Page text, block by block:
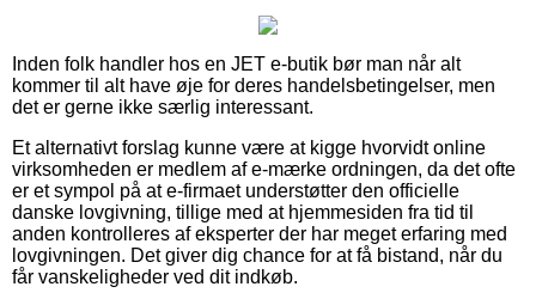
Inden folk handler hos en JET e-butik bør man når alt
kommer til alt have øje for deres handelsbetingelser, men
det er gerne ikke særlig interessant.
Et alternativt forslag kunne være at kigge hvorvidt online
virksomheden er medlem af e-mærke ordningen, da det ofte
er et sympol på at e-firmaet understøtter den officielle
danske lovgivning, tillige med at hjemmesiden fra tid til
anden kontrolleres af eksperter der har meget erfaring med
lovgivningen. Det giver dig chance for at få bistand, når du
får vanskeligheder ved dit indkøb.